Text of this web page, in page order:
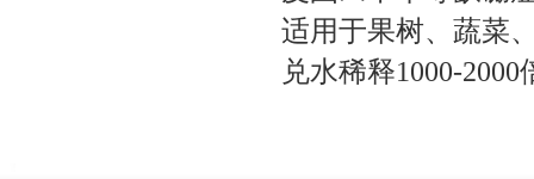
适用于果树、蔬菜
兑水稀释1000-